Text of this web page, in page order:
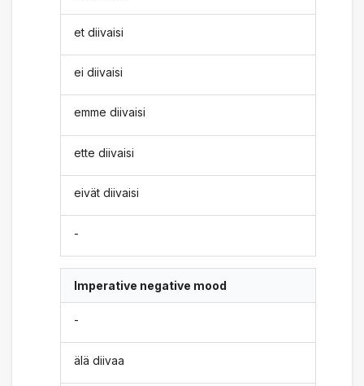
et diivaisi
ei diivaisi
emme diivaisi
ette diivaisi
eivät diivaisi
-
Imperative negative mood
-
älä diivaa